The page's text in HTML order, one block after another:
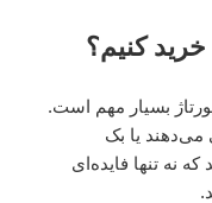
خرید کنیم؟
بسیار مهم است.
می‌دهند یا بک
نه تنها فایده‌ای